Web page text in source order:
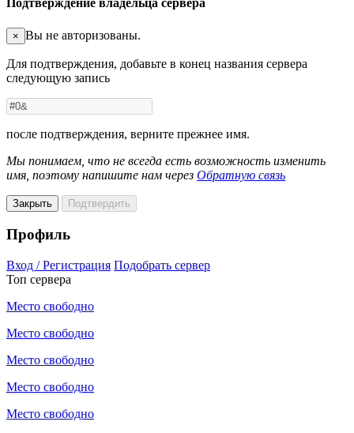
Подтверждение владельца сервера
× Вы не авторизованы.
Для подтверждения, добавьте в конец названия сервера
следующую запись
после подтверждения, верните прежнее имя.
Мы понимаем, что не всегда есть возможность изменить
имя, поэтому напишите нам через Обратную связь
Закрыть Подтвердить
Профиль
Вход / Регистрация Подобрать сервер
Топ сервера
Место свободно
Место свободно
Место свободно
Место свободно
Место свободно